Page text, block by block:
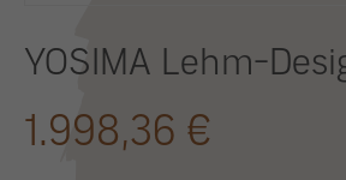
YOSIMA Lehm-
1.998,36 €